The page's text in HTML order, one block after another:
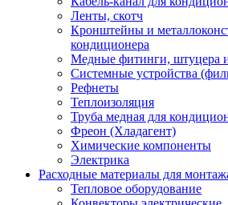
Ленты, скотч
Кронштейны и
кондиционера
Медные фитинги, штуцера
Системные устройства
Рефнеты
Теплоизоляция
Труба медная для
Фреон (Хладагент)
Химические компоненты
Электрика
Расходные материалы для
Тепловое оборудование